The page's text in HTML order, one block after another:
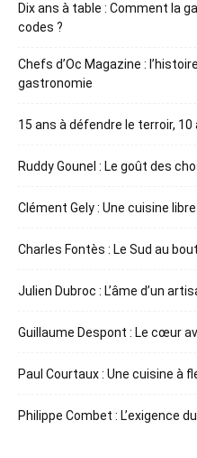
Dix ans à table : Comment la
codes ?
Chefs d’Oc Magazine :
gastronomie
15 ans à défendre le terroir, 10
Ruddy Gounel : Le goût des
Clément Gely : Une cuisine libre
Charles Fontès : Le Sud au
Julien Dubroc : L’âme d’un
Guillaume Despont : Le cœur
Paul Courtaux : Une cuisine à
Philippe Combet : L’exigence